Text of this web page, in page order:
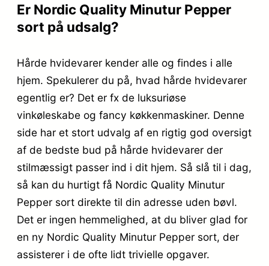
Er Nordic Quality Minutur Pepper
sort på udsalg?
Hårde hvidevarer kender alle og findes i alle
hjem. Spekulerer du på, hvad hårde hvidevarer
egentlig er? Det er fx de luksuriøse
vinkøleskabe og fancy køkkenmaskiner. Denne
side har et stort udvalg af en rigtig god oversigt
af de bedste bud på hårde hvidevarer der
stilmæssigt passer ind i dit hjem. Så slå til i dag,
så kan du hurtigt få Nordic Quality Minutur
Pepper sort direkte til din adresse uden bøvl.
Det er ingen hemmelighed, at du bliver glad for
en ny Nordic Quality Minutur Pepper sort, der
assisterer i de ofte lidt trivielle opgaver.